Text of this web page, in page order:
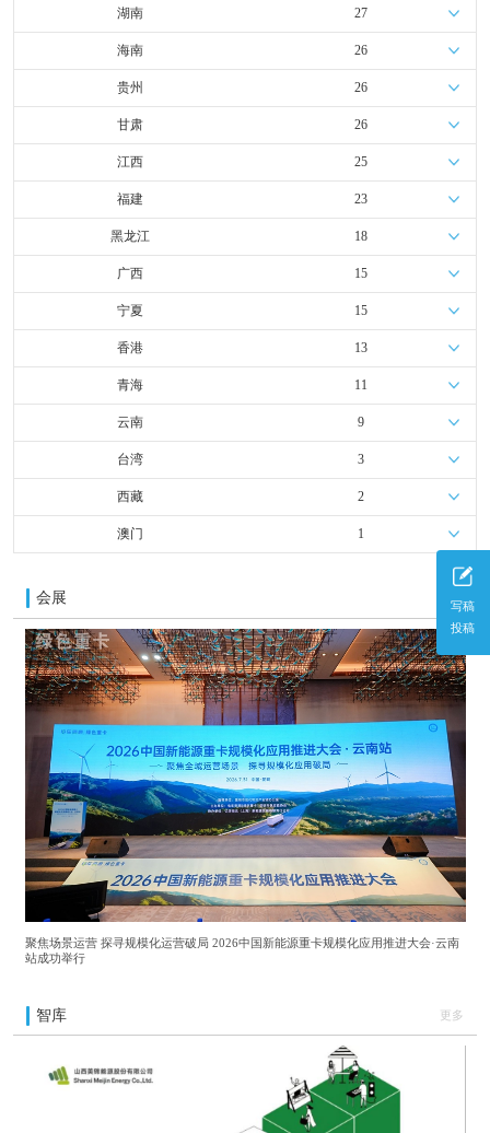
写稿
投稿
湖南 27
海南 26
贵州 26
甘肃 26
江西 25
福建 23
黑龙江 18
广西 15
宁夏 15
香港 13
青海 11
云南 9
台湾 3
西藏 2
澳门 1
会展 更多
聚焦场景运营 探寻规模化运营破局 2026中国新能源重卡规模化应用推进大会·云南
站成功举行
智库 更多